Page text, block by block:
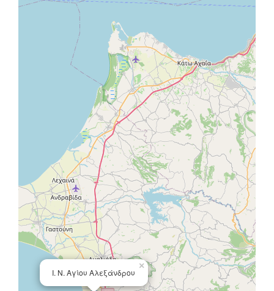
Ι. Ν. Αγίου Αλεξάνδρου
×